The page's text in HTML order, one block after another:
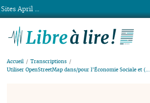
Accueil
Transcriptions
Utiliser OpenStreetMap dans/pour l’Économie Sociale et
Sites April ...